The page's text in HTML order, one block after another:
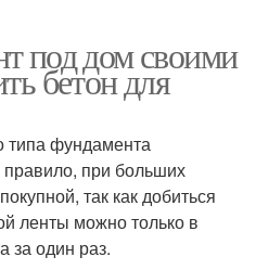
под дом своими
бетон для
типа фундамента
правило, при больших
так как добиться
ленты можно только в
за один раз.